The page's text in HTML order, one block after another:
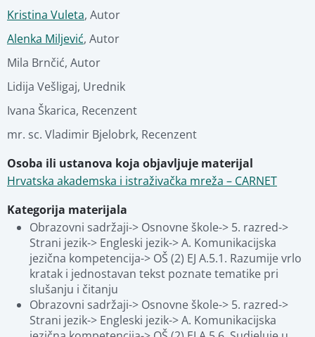
Povezani materijali
Kristina Vuleta, Autor
Alenka Miljević, Autor
Mila Brnčić, Autor
Lidija Vešligaj, Urednik
Ivana Škarica, Recenzent
mr. sc. Vladimir Bjelobrk, Recenzent
Osoba ili ustanova koja objavljuje materijal
Hrvatska akademska i istraživačka mreža – CARNET
Kategorija materijala
Obrazovni sadržaji-> Osnovne škole-> 5. razred->
Strani jezik-> Engleski jezik-> A. Komunikacijska
jezična kompetencija-> OŠ (2) EJ A.5.1. Razumije vrlo
kratak i jednostavan tekst poznate tematike pri
slušanju i čitanju
Obrazovni sadržaji-> Osnovne škole-> 5. razred->
Strani jezik-> Engleski jezik-> A. Komunikacijska